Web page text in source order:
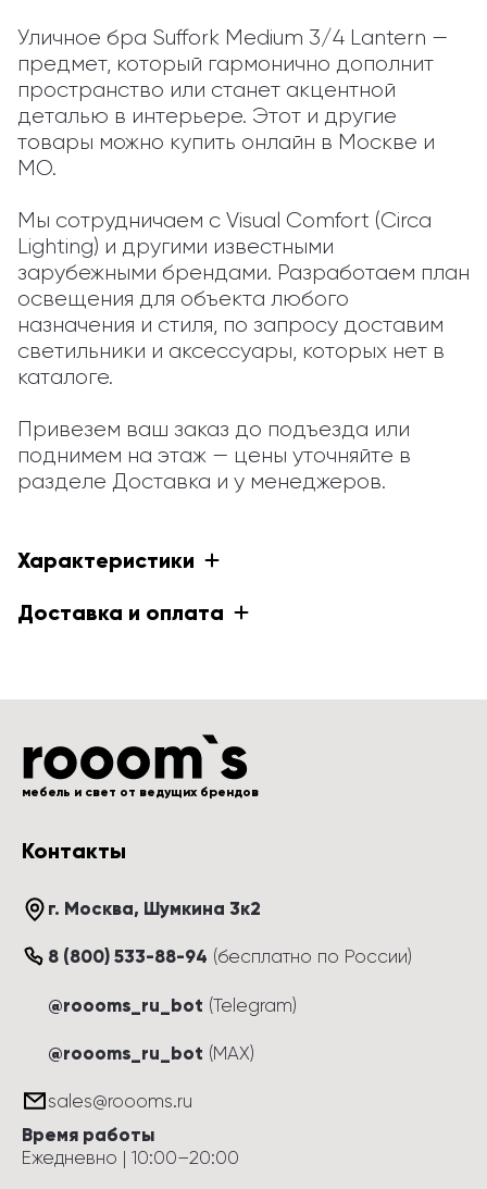
Уличное бра Suffork Medium 3/4 Lantern —
предмет, который гармонично дополнит
пространство или станет акцентной
деталью в интерьере. Этот и другие
товары можно купить онлайн в Москве и
МО.
Мы сотрудничаем с Visual Comfort (Circa
Lighting) и другими известными
зарубежными брендами. Разработаем план
освещения для объекта любого
назначения и стиля, по запросу доставим
светильники и аксессуары, которых нет в
каталоге.
Привезем ваш заказ до подъезда или
поднимем на этаж — цены уточняйте в
разделе Доставка и у менеджеров.
Характеристики
Доставка и оплата
мебель и свет от ведущих брендов
Контакты
г. Москва, Шумкина 3к2
8 (800) 533-88-94 (бесплатно по России)
@roooms_ru_bot (Telegram)
@roooms_ru_bot (MAX)
sales@roooms.ru
Время работы
Ежедневно | 10:00–20:00